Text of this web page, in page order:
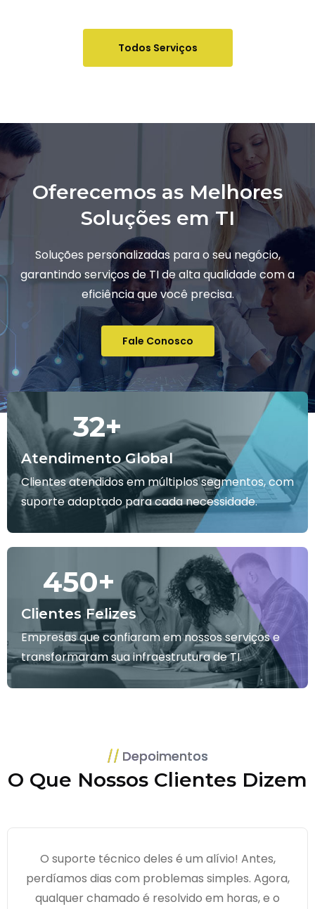
Todos Serviços
Oferecemos as Melhores
Soluções em TI
Soluções personalizadas para o seu negócio,
garantindo serviços de TI de alta qualidade com a
eficiência que você precisa.
Fale Conosco
Atendimento Global
32+
Clientes atendidos em múltiplos segmentos, com
suporte adaptado para cada necessidade.
Clientes Felizes
450+
Empresas que confiaram em nossos serviços e
transformaram sua infraestrutura de TI.
Depoimentos
O Que Nossos Clientes Dizem
O suporte técnico deles é um alívio! Antes,
perdíamos dias com problemas simples. Agora,
qualquer chamado é resolvido em horas, e o